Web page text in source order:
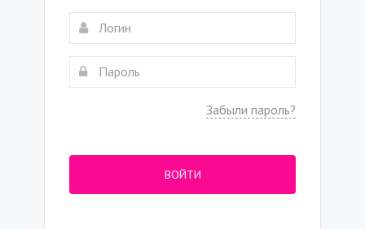
Забыли пароль?
ВОЙТИ